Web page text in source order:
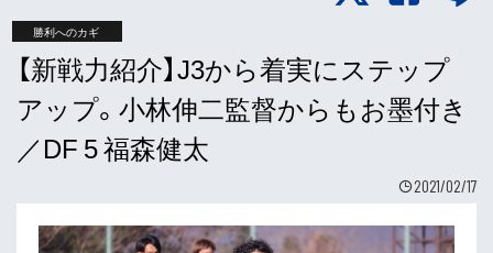
勝利へのカギ
【新戦力紹介】J3から着実にステップ
アップ。小林伸二監督からもお墨付き
／DF 5 福森健太
2021/02/17